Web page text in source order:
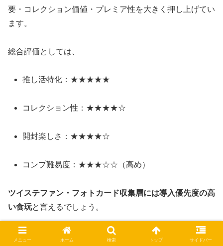
要・コレクション価値・プレミア性を大きく押し上げてい
ます。
総合評価としては、
推し活特化：★★★★★
コレクション性：★★★★☆
開封楽しさ：★★★★☆
コンプ難易度：★★★☆☆（高め）
ツイステファン・フォトカード収集層には導入優先度の高
い食玩と言えるでしょう。
メニュー ホーム 検索 トップ サイドバー